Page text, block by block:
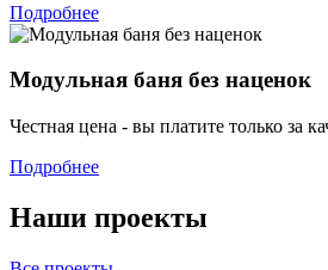
Подробнее
Модульная баня без наценок
Честная цена - вы платите только за
Подробнее
Наши проекты